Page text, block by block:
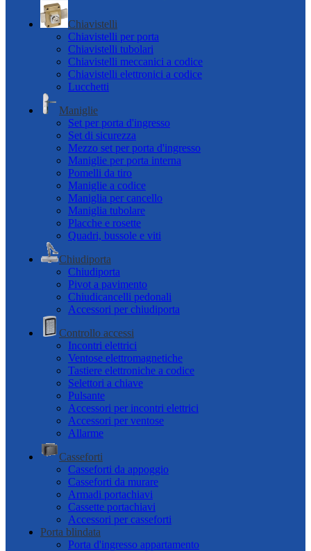
Chiavistelli
Chiavistelli per porta
Chiavistelli tubolari
Chiavistelli meccanici a codice
Chiavistelli elettronici a codice
Lucchetti
Maniglie
Set per porta d'ingresso
Set di sicurezza
Mezzo set per porta d'ingresso
Maniglie per porta interna
Pomelli da tiro
Maniglie a codice
Maniglia per cancello
Maniglia tubolare
Placche e rosette
Quadri, bussole e viti
Chiudiporta
Chiudiporta
Pivot a pavimento
Chiudicancelli pedonali
Accessori per chiudiporta
Controllo accessi
Incontri elettrici
Ventose elettromagnetiche
Tastiere elettroniche a codice
Selettori a chiave
Pulsante
Accessori per incontri elettrici
Accessori per ventose
Allarme
Casseforti
Casseforti da appoggio
Casseforti da murare
Armadi portachiavi
Cassette portachiavi
Accessori per casseforti
Porta blindata
Porta d'ingresso appartamento